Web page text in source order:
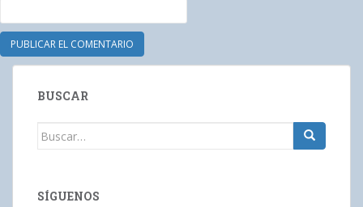
BUSCAR
Buscar:
SÍGUENOS